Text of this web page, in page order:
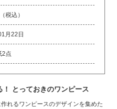
税込）
月22日
2点
とっておきのワンピース
れるワンピースのデザインを集めた